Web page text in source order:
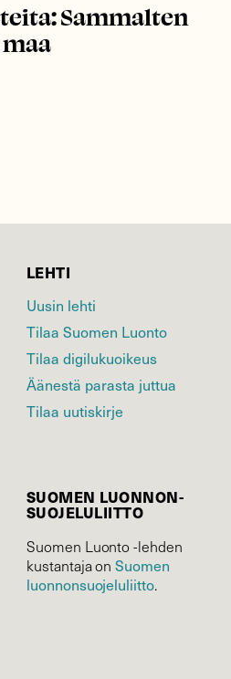
Sammalten
maa
LEHTI
Uusin lehti
Tilaa Suomen Luonto
Tilaa digilukuoikeus
Äänestä parasta juttua
Tilaa uutiskirje
SUOMEN LUONNON­
SUOJELU­LIITTO
Suomen Luonto -lehden
kustantaja onSuomen
luonnonsuojelu­liitto.